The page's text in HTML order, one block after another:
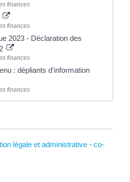
finances
finances
2023 - Déclaration des
finances
: dépliants d'information
finances
légale et administrative- co-